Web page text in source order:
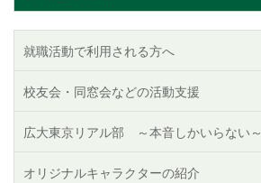
就職活動で利用される方へ
校友会・同窓会などの活動支援
広大東京リアル部 ～本音しかいらない～
オリジナルキャラクターの紹介